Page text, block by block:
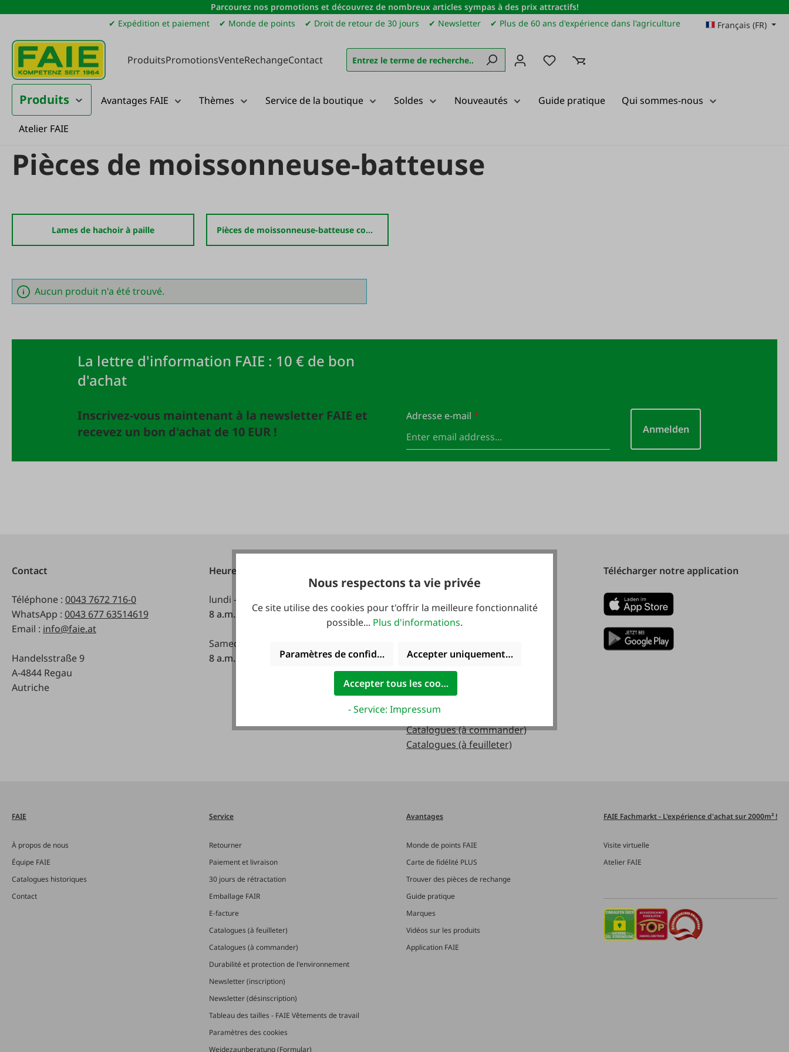
au contenu principal
Passer à la recherche
Passer à la navigation principale
Parcourez nos promotions et découvrez de nombreux articles sympas à des prix attractifs!
✔ Expédition et paiement
✔ Monde de points ✔ Droit de retour de 30 jours ✔ Newsletter ✔ Plus de 60 ans d'expérience dans l'agriculture Français (FR)
ProduitsPromotionsVenteRechangeContact Vous avez 0 articles dans votre liste de souhaits
Produits Avantages FAIE Thèmes Service de la boutique Soldes Nouveautés Guide pratique Qui sommes-nous
Atelier FAIE
Produits Machines agricoles
Pièces de moissonneuse-batteuse
Lames de hachoir à paille Pièces de moissonneuse-batteuse compatibles avec claas
Aucun produit n'a été trouvé.
La lettre d'information FAIE : 10 € de bon
d'achat
Inscrivez-vous maintenant à la newsletter FAIE et
recevez un bon d'achat de 10 EUR !
Adresse e-mail *
Anmelden
Contact
Téléphone : 0043 7672 716-0
WhatsApp : 0043 677 63514619
Email : info@faie.at
Handelsstraße 9
A-4844 Regau
Autriche
Heures d'ouverture:
lundi - vendredi:
8 a.m. - 5 p.m
Samedi:
8 a.m. - 12 a.m.
Catalogues (à commander)
Catalogues (à feuilleter)
Télécharger notre application
FAIE
À propos de nous
Équipe FAIE
Catalogues historiques
Contact
Service
Retourner
Paiement et livraison
30 jours de rétractation
Emballage FAIR
E-facture
Catalogues (à feuilleter)
Catalogues (à commander)
Durabilité et protection de l'environnement
Newsletter (inscription)
Newsletter (désinscription)
Tableau des tailles - FAIE Vêtements de travail
Paramètres des cookies
Weidezaunberatung (Formular)
Avantages
Monde de points FAIE
Carte de fidélité PLUS
Trouver des pièces de rechange
Guide pratique
Marques
Vidéos sur les produits
Application FAIE
FAIE Fachmarkt - L'expérience d'achat sur 2000m² !
Visite virtuelle
Atelier FAIE
Nous respectons ta vie privée
Ce site utilise des cookies pour t'offrir la meilleure fonctionnalité
possible... Plus d'informations.
Paramètres de confidentialitéAccepter uniquement les cookies fonctionnels
Accepter tous les cookies
- Service: Impressum